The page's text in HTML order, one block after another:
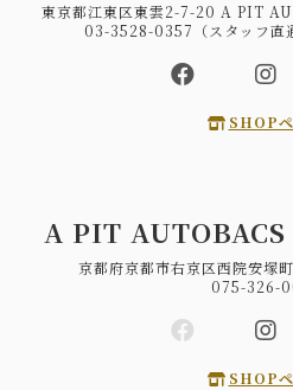
東京都江東区東雲2-7-20 A PIT
03-3528-0357（スタッフ直
SHOP
A PIT
京都府京都市右京区西院安塚
075-326-
SHOP